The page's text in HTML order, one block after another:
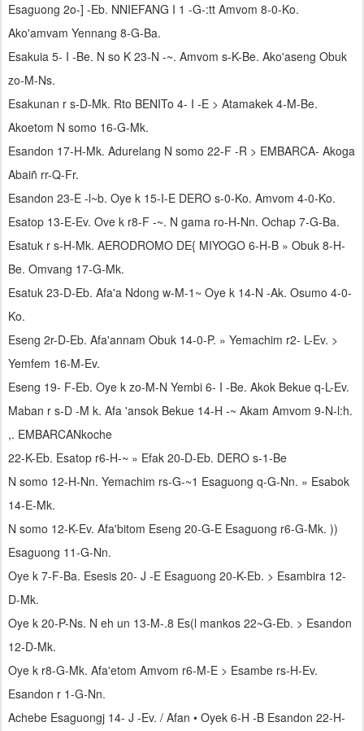
Esaguong 2o-] -Eb. NNIEFANG I 1 -G-:tt Amvom 8-0-Ko.
Ako'amvam Yennang 8-G-Ba.
Esakuia 5- I -Be. N so K 23-N -~. Amvom s-K-Be. Ako'aseng Obuk
zo-M-Ns.
Esakunan r s-D-Mk. Rto BENITo 4- I -E > Atamakek 4-M-Be.
Akoetom N somo 16-G-Mk.
Esandon 17-H-Mk. Adurelang N somo 22-F -R > EMBARCA- Akoga
Abaiñ rr-Q-Fr.
Esandon 23-E -l~b. Oye k 15-I-E DERO s-0-Ko. Amvom 4-0-Ko.
Esatop 13-E-Ev. Ove k r8-F -~. N gama ro-H-Nn. Ochap 7-G-Ba.
Esatuk r s-H-Mk. AERODROMO DE{ MIYOGO 6-H-B » Obuk 8-H-
Be. Omvang 17-G-Mk.
Esatuk 23-D-Eb. Afa'a Ndong w-M-1~ Oye k 14-N -Ak. Osumo 4-0-
Ko.
Eseng 2r-D-Eb. Afa'annam Obuk 14-0-P. » Yemachim r2- L-Ev. >
Yemfem 16-M-Ev.
Eseng 19- F-Eb. Oye k zo-M-N Yembi 6- I -Be. Akok Bekue q-L-Ev.
Maban r s-D -M k. Afa 'ansok Bekue 14-H -~ Akam Amvom 9-N-l:h.
,. EMBARCANkoche
22-K-Eb. Esatop r6-H-~ » Efak 20-D-Eb. DERO s-1-Be
N somo 12-H-Nn. Yemachim rs-G-~1 Esaguong q-G-Nn. » Esabok
14-E-Mk.
N somo 12-K-Ev. Afa'bitom Eseng 20-G-E Esaguong r6-G-Mk. ))
Esaguong 11-G-Nn.
Oye k 7-F-Ba. Esesis 20- J -E Esaguong 20-K-Eb. > Esambira 12-
D-Mk.
Oye k 20-P-Ns. N eh un 13-M-.8 Es(l mankos 22~G-Eb. > Esandon
12-D-Mk.
Oye k r8-G-Mk. Afa'etom Amvom r6-M-E > Esambe rs-H-Ev.
Esandon r 1-G-Nn.
Achebe Esaguongj 14- J -Ev. / Afan • Oyek 6-H -B Esandon 22-H-